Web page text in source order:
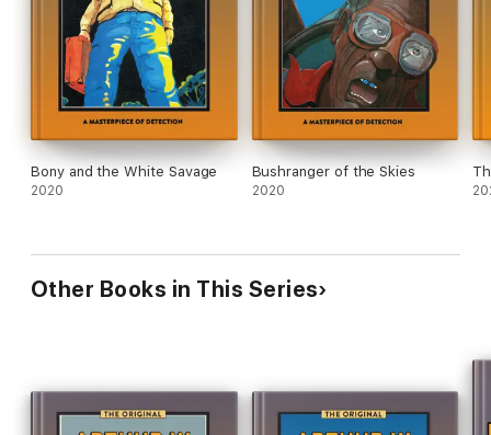
Bony and the White Savage
2020
Bushranger of the Skies
2020
Other Books in This Series